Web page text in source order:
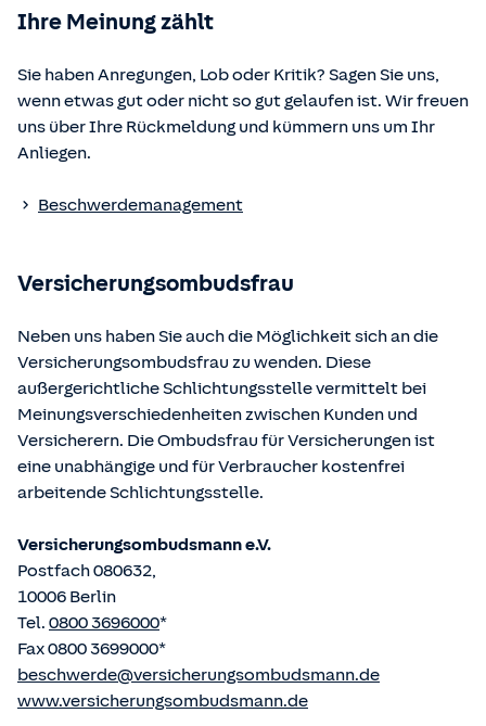
§§ 59 – 68 Gesetz über den Versicherungsvertrag
§ 48b Versicherungsaufsichtsgesetz (VAG)
Verordnung über die Versicherungsvermittlung und -
Die berufsrechtlichen Regelungen können über die vom
eingesehen und abgerufen werden.
Ihre Meinung zählt
Sie haben Anregungen, Lob oder Kritik? Sagen Sie uns,
wenn etwas gut oder nicht so gut gelaufen ist. Wir freuen
uns über Ihre Rückmeldung und kümmern uns um Ihr
Anliegen.
Beschwerdemanagement
Versicherungsombudsfrau
Neben uns haben Sie auch die Möglichkeit sich an die
Versicherungsombudsfrau zu wenden. Diese
außergerichtliche Schlichtungsstelle vermittelt bei
Meinungsverschiedenheiten zwischen Kunden und
Versicherern. Die Ombudsfrau für Versicherungen ist
eine unabhängige und für Verbraucher kostenfrei
arbeitende Schlichtungsstelle.
Versicherungsombudsmann e.V.
Postfach 080632,
10006 Berlin
Tel. 0800 3696000*
Fax 0800 3699000*
beschwerde@versicherungsombudsmann.de
www.versicherungsombudsmann.de